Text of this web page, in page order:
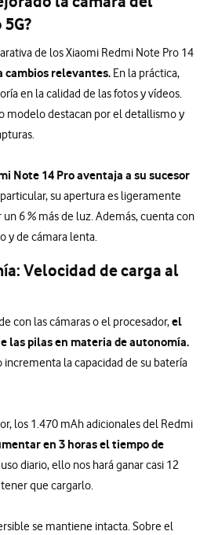
de los Xiaomi Redmi Note Pro 14
cambios relevantes. En la práctica,
en la calidad de las fotos y vídeos.
modelo destacan por el detallismo y
Note 14 Pro aventaja a su sucesor
particular, su apertura es ligeramente
6 % más de luz. Además, cuenta con
y de cámara lenta.
Velocidad de carga al
con las cámaras o el procesador,el
las pilas en materia de autonomía.
la capacidad de su batería
los 1.470 mAh adicionales del Redmi
en 3 horas el tiempo de
diario, ello nos hará ganar casi 12
que cargarlo.
se mantiene intacta. Sobre el